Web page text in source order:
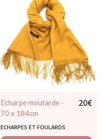
Echarpe moutarde -
70 x 184cm
20€
ECHARPES ET FOULARDS